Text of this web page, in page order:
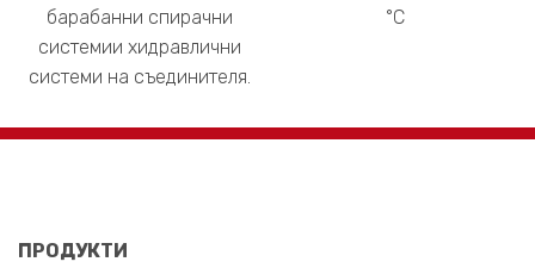
барабанни спирачни
системии хидравлични
системи на съединителя.
°C
ПРОДУКТИ